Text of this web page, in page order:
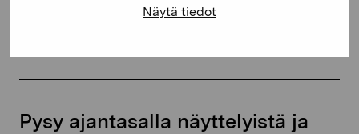
Näytä tiedot
Pysy ajantasalla näyttelyistä ja